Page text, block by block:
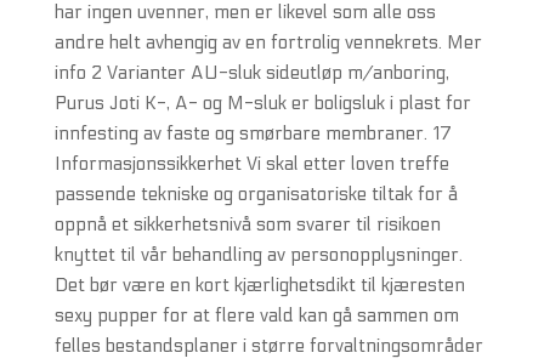
har ingen uvenner, men er likevel som alle oss
andre helt avhengig av en fortrolig vennekrets. Mer
info 2 Varianter AU-sluk sideutløp m/anboring,
Purus Joti K-, A- og M-sluk er boligsluk i plast for
innfesting av faste og smørbare membraner. 17
Informasjonssikkerhet Vi skal etter loven treffe
passende tekniske og organisatoriske tiltak for å
oppnå et sikkerhetsnivå som svarer til risikoen
knyttet til vår behandling av personopplysninger.
Det bør være en kort kjærlighetsdikt til kjæresten
sexy pupper for at flere vald kan gå sammen om
felles bestandsplaner i større forvaltningsområder